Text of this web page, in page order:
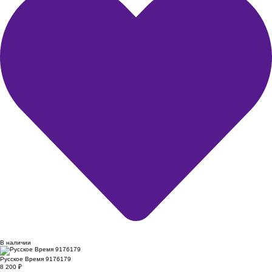
В наличии
Русское Время 9176179
8 200 ₽